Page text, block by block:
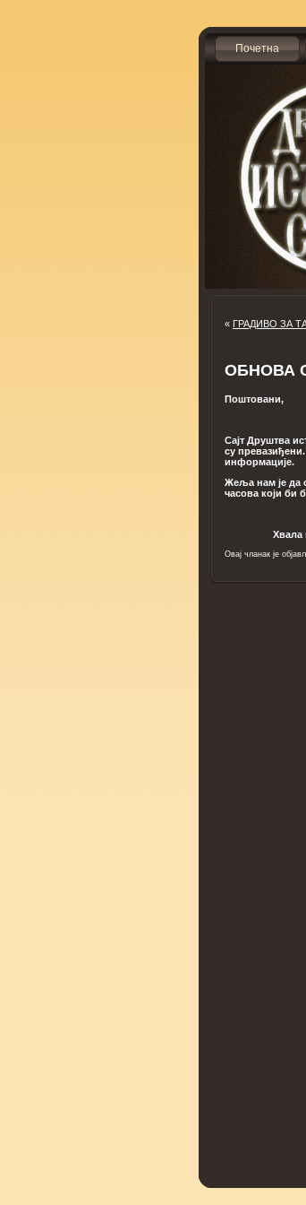
Почетна
« ГРАДИВО ЗА
ОБНОВА
Поштовани,
Сајт Друштва
су
информације.
Жеља нам је да
часова који би
Хвала на
Овај чланак је